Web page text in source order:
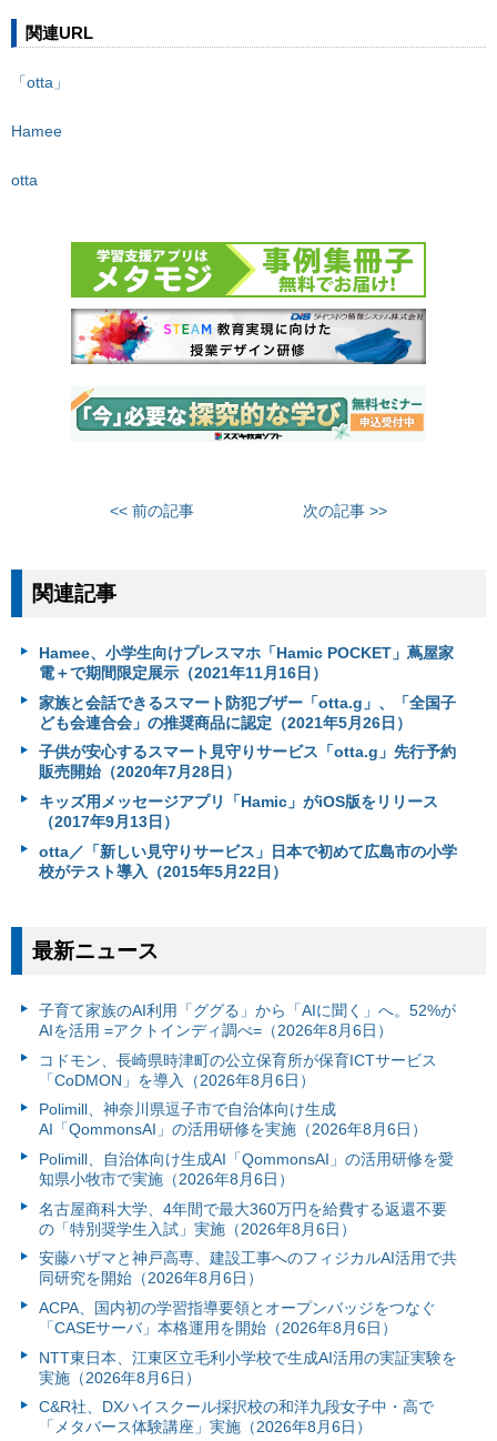
関連URL
「otta」
Hamee
otta
<< 前の記事 次の記事 >>
関連記事
Hamee、小学生向けプレスマホ「Hamic POCKET」蔦屋家
電＋で期間限定展示（2021年11月16日）
家族と会話できるスマート防犯ブザー「otta.g」、「全国子
ども会連合会」の推奨商品に認定（2021年5月26日）
子供が安心するスマート見守りサービス「otta.g」先行予約
販売開始（2020年7月28日）
キッズ用メッセージアプリ「Hamic」がiOS版をリリース
（2017年9月13日）
otta／「新しい見守りサービス」日本で初めて広島市の小学
校がテスト導入（2015年5月22日）
最新ニュース
子育て家族のAI利用「ググる」から「AIに聞く」へ。52%が
AIを活用 =アクトインディ調べ=（2026年8月6日）
コドモン、長崎県時津町の公立保育所が保育ICTサービス
「CoDMON」を導入（2026年8月6日）
Polimill、神奈川県逗子市で自治体向け生成
AI「QommonsAI」の活用研修を実施（2026年8月6日）
Polimill、自治体向け生成AI「QommonsAI」の活用研修を愛
知県小牧市で実施（2026年8月6日）
名古屋商科大学、4年間で最大360万円を給費する返還不要
の「特別奨学生入試」実施（2026年8月6日）
安藤ハザマと神戸高専、建設工事へのフィジカルAI活用で共
同研究を開始（2026年8月6日）
ACPA、国内初の学習指導要領とオープンバッジをつなぐ
「CASEサーバ」本格運用を開始（2026年8月6日）
NTT東日本、江東区立毛利小学校で生成AI活用の実証実験を
実施（2026年8月6日）
C&R社、DXハイスクール採択校の和洋九段女子中・高で
「メタバース体験講座」実施（2026年8月6日）